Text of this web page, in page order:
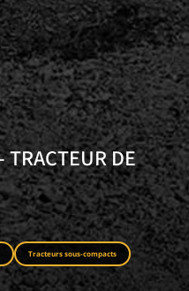
DE
Tracteurs sous-compacts